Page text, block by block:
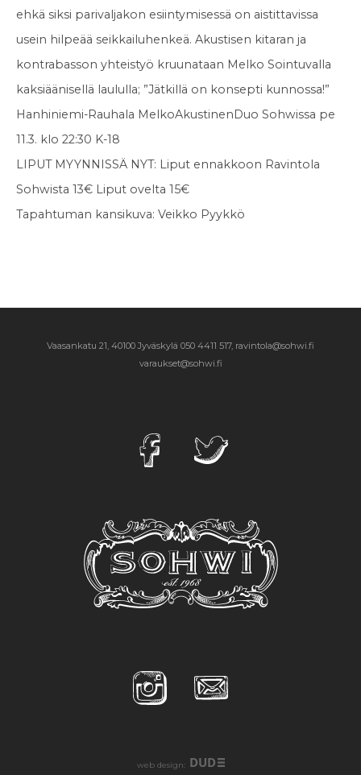
ehkä siksi parivaljakon esiintymisessä on aistittavissa
usein hilpeää seikkailuhenkeä. Akustisen kitaran ja
kontrabasson yhteistyö kruunataan Melko Sointuvalla
kaksiäänisellä laululla; ”Jätkillä on konsepti kunnossa!”
Hanhiniemi-Rauhala MelkoAkustinenDuo Sohwissa pe
11.3. klo 22:30 K-18
LIPUT MYYNNISSÄ NYT: Liput ennakkoon Ravintola
Sohwista 13€ Liput ovelta 15€
Tapahtuman kansikuva: Veikko Pyykkö
Vaasankatu 21, 40100 Jyväskylä 050 4411 517, ravintola@sohwi.fi
varaukset@sohwi.fi
web design: DUD